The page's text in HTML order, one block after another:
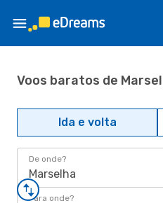
Voos baratos de
Ida e volta
De onde?
Marselha
Para onde?